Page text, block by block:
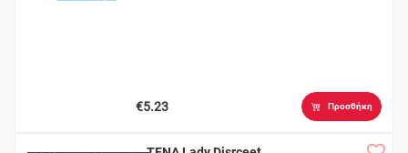
€5.23 Προσθήκη